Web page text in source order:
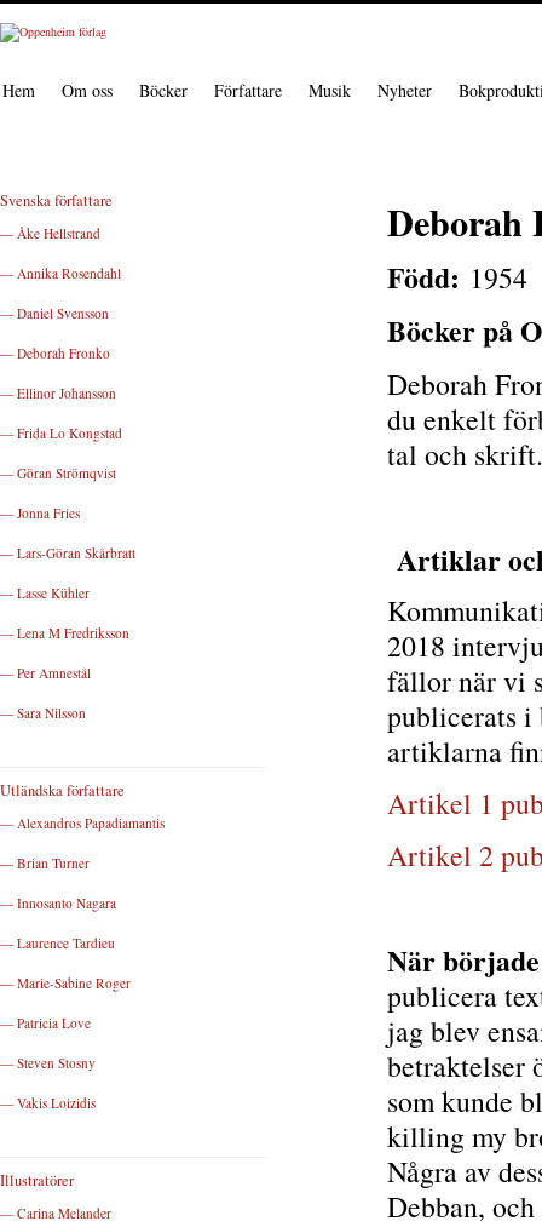
Hem Om oss Böcker Författare Musik Nyheter
Deborah
Född: 1954
Böcker på
Deborah
du enkelt
tal och skrift.
Artiklar
2018
fällor när vi
publicerats i
artiklarna
Artikel 1
Artikel 2
När
publicera
jag blev
betraktelser
som kunde
killing my
Några av
Debban,
Svenska författare
— Åke Hellstrand
— Annika Rosendahl
— Daniel Svensson
— Deborah Fronko
— Ellinor Johansson
— Frida Lo Kongstad
— Göran Strömqvist
— Jonna Fries
— Lars-Göran Skårbratt
— Lasse Kühler
— Lena M Fredriksson
— Per Amnestål
— Sara Nilsson
Utländska författare
— Alexandros Papadiamantis
— Brian Turner
— Innosanto Nagara
— Laurence Tardieu
— Marie-Sabine Roger
— Patricia Love
— Steven Stosny
— Vakis Loizidis
Illustratörer
— Carina Melander